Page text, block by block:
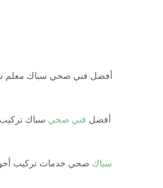
أفضل فني صحي سباك معلم
أفضل فني صحي سباك
سباك صحي خدمات تركيب